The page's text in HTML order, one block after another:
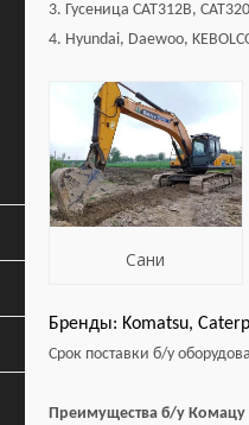
3. Гусеница CAT312B,
4. Hyundai, Daewoo,
Сани
Бренды: Komatsu,
Срок поставки б/у
Преимущества б/у Комацу